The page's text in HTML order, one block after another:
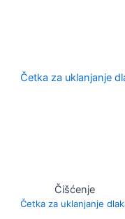
Čišćenje
Četka za uklanjanje